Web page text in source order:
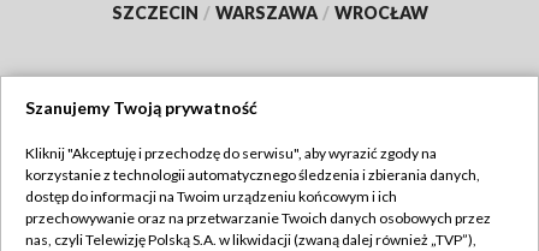
SZCZECIN / WARSZAWA / WROCŁAW
TVP
Abonament TVP
Regulamin TVP
Szanujemy Twoją prywatność
Kliknij "Akceptuję i przechodzę do serwisu", aby wyrazić zgody na
korzystanie z technologii automatycznego śledzenia i zbierania danych,
dostęp do informacji na Twoim urządzeniu końcowym i ich
przechowywanie oraz na przetwarzanie Twoich danych osobowych przez
nas, czyli Telewizję Polską S.A. w likwidacji (zwaną dalej również „TVP”),